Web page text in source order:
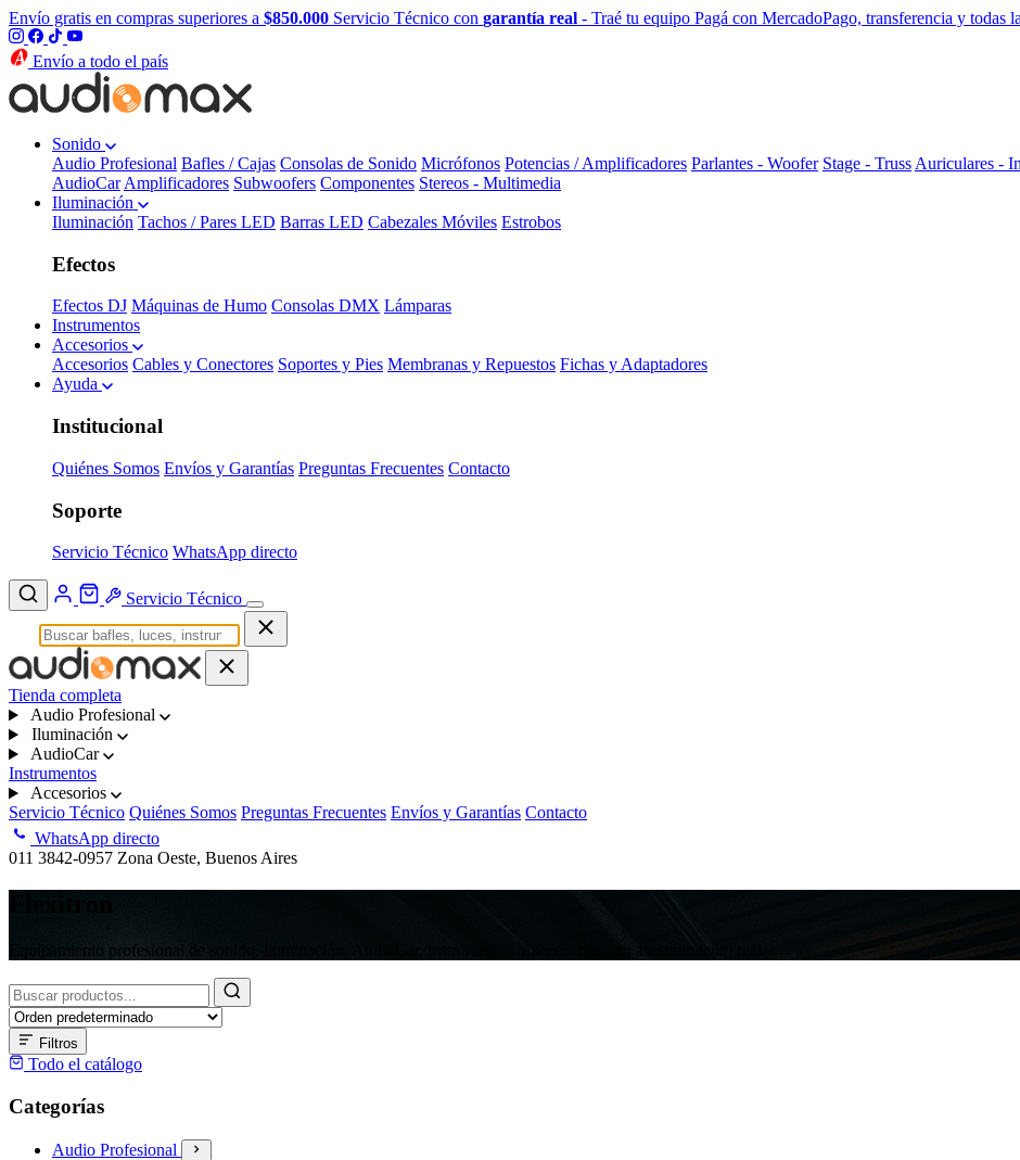
Envío gratis en compras superiores a $850.000 Servicio Técnico con garantía real - Traé tu equipo Pagá con MercadoPago, transferencia y todas
Envío a todo el país
Sonido
Audio Profesional Bafles / Cajas Consolas de Sonido Micrófonos Potencias / Amplificadores Parlantes - Woofer Stage - Truss Auriculares -
AudioCar Amplificadores Subwoofers Componentes Stereos - Multimedia
Iluminación
Iluminación Tachos / Pares LED Barras LED Cabezales Móviles Estrobos
Efectos
Efectos DJ Máquinas de Humo Consolas DMX Lámparas
Instrumentos
Accesorios
Accesorios Cables y Conectores Soportes y Pies Membranas y Repuestos Fichas y Adaptadores
Ayuda
Institucional
Quiénes Somos Envíos y Garantías Preguntas Frecuentes Contacto
Soporte
Servicio Técnico WhatsApp directo
Servicio Técnico
Tienda completa
Audio Profesional
Iluminación
AudioCar
Instrumentos
Accesorios
Servicio Técnico Quiénes Somos Preguntas Frecuentes Envíos y Garantías Contacto
WhatsApp directo
011 3842-0957 Zona Oeste, Buenos Aires
Equipamiento profesional de sonido, iluminación, AudioCar, instrumentos y accesorios con asesoramiento real.
Buscar
productos
Filtros
Todo el catálogo
Categorías
Audio Profesional